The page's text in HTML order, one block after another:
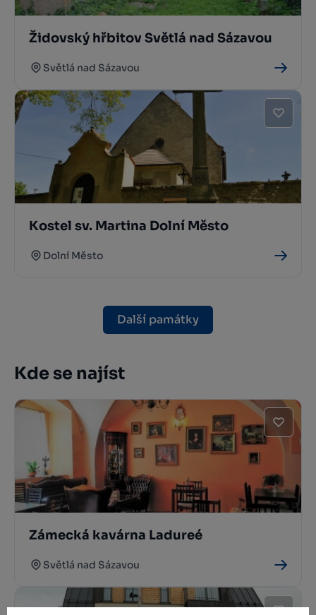
Židovský hřbitov Světlá nad Sázavou
Světlá nad Sázavou
Kostel sv. Martina Dolní Město
Dolní Město
Další památky
Kde se najíst
Zámecká kavárna Ladureé
Světlá nad Sázavou